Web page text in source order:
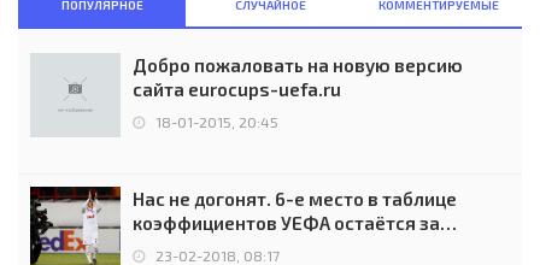
ПОПУЛЯРНОЕ СЛУЧАЙНОЕ КОММЕНТИРУЕМЫЕ
Добро пожаловать на новую версию
сайта eurocups-uefa.ru
18-01-2015, 20:45
Нас не догонят. 6-е место в таблице
коэффициентов УЕФА остаётся за
Россией
23-02-2018, 08:17